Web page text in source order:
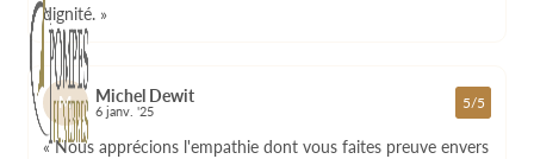
dignité. »
M Michel Dewit
6 janv. '25 5/5
« Nous apprécions l'empathie dont vous faites preuve envers